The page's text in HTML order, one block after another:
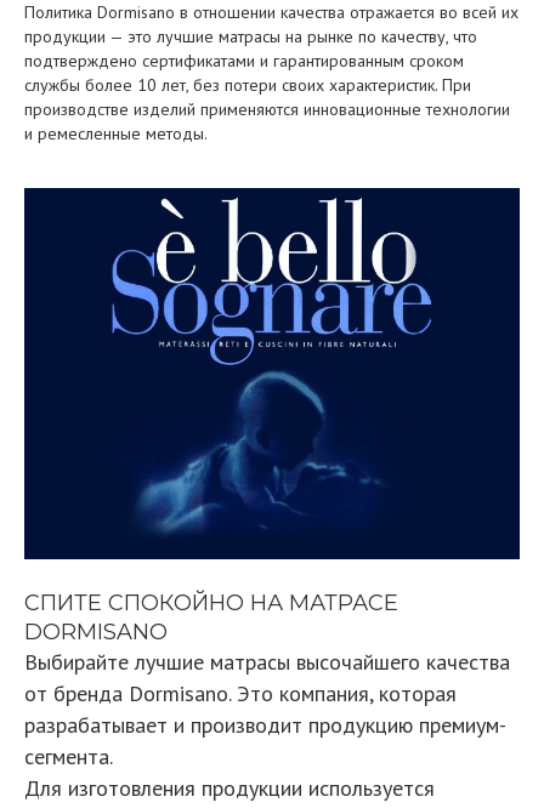
Политика Dormisano в отношении качества отражается во всей их
продукции — это лучшие матрасы на рынке по качеству, что
подтверждено сертификатами и гарантированным сроком
службы более 10 лет, без потери своих характеристик. При
производстве изделий применяются инновационные технологии
и ремесленные методы.
СПИТЕ СПОКОЙНО НА МАТРАСЕ
DORMISANO
Выбирайте лучшие матрасы высочайшего качества
от бренда Dormisano. Это компания, которая
разрабатывает и производит продукцию премиум-
сегмента.
Для изготовления продукции используется